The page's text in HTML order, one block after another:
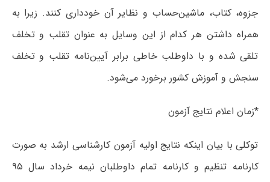
جزوه، کتاب، ماشین‌حساب و نظایر آن خودداری کنند. زیرا به
همراه داشتن هر کدام از این وسایل به عنوان تقلب و تخلف
تلقی شده و با داوطلب خاطی برابر آیین‌نامه تقلب و تخلف
سنجش و آموزش کشور برخورد می‌شود.
*زمان اعلام نتایج آزمون
توکلی با بیان اینکه نتایج اولیه آزمون کارشناسی ارشد به صورت
کارنامه تنظیم و کارنامه تمام داوطلبان نیمه خرداد سال ۹۵